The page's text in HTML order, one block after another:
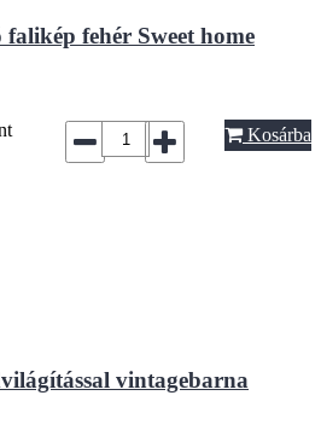
fehér Sweet home
Kosárba
vintagebarna